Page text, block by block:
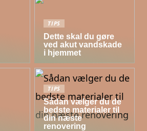
TIPS
Dette skal du gøre
ved akut vandskade
i hjemmet
TIPS
Sådan vælger du de
bedste materialer til
din næste
renovering